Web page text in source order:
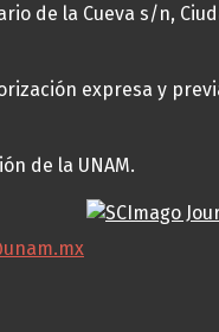
de la Cueva s/n,
expresa y
de la UNAM.